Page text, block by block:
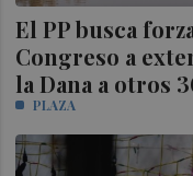
El PP busca
Congreso a
la Dana a otros
PLAZA